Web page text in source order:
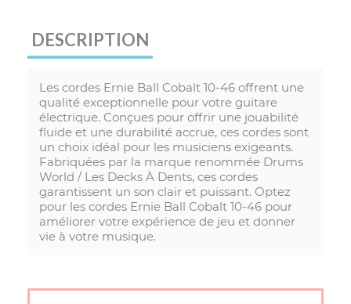
DESCRIPTION
Les cordes Ernie Ball Cobalt 10-46 offrent une
qualité exceptionnelle pour votre guitare
électrique. Conçues pour offrir une jouabilité
fluide et une durabilité accrue, ces cordes sont
un choix idéal pour les musiciens exigeants.
Fabriquées par la marque renommée Drums
World / Les Decks À Dents, ces cordes
garantissent un son clair et puissant. Optez
pour les cordes Ernie Ball Cobalt 10-46 pour
améliorer votre expérience de jeu et donner
vie à votre musique.